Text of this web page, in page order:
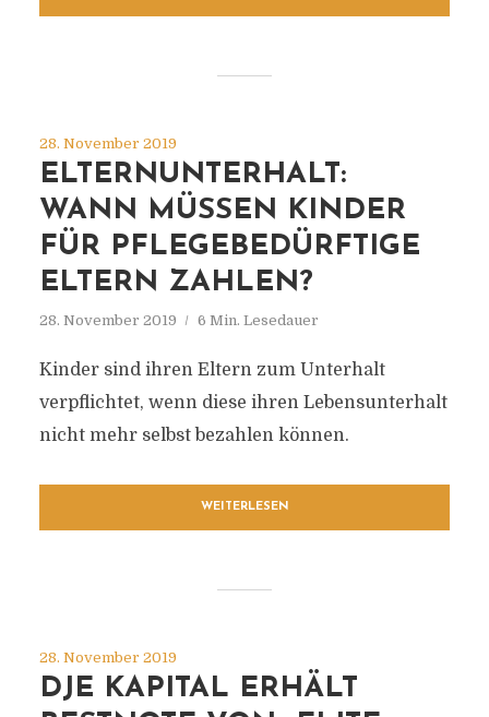
28. November 2019
ELTERNUNTERHALT:
WANN MÜSSEN KINDER
FÜR PFLEGEBEDÜRFTIGE
ELTERN ZAHLEN?
28. November 2019 6 Min. Lesedauer
Kinder sind ihren Eltern zum Unterhalt
verpflichtet, wenn diese ihren Lebensunterhalt
nicht mehr selbst bezahlen können.
WEITERLESEN
28. November 2019
DJE KAPITAL ERHÄLT